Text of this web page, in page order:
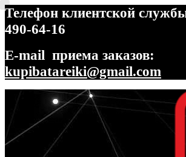
Телефон клиентской
490-64-16
E-mail приема заказов:
kupibatareiki@gmail.com
Перейти
навигации
Перейти
содержимому